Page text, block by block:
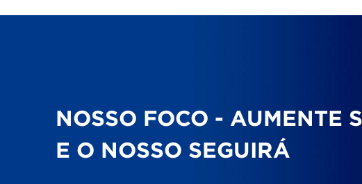
NOSSO FOCO - AUMENTE
E O NOSSO SEGUIRÁ